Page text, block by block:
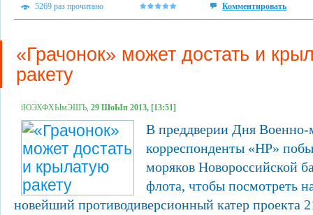
5269 раз прочитано Комментировать
«Грачонок» может достать и
ракету
їЮЭХФХЫмЭШЪ, 29 ШоЫп 2013, [13:51]
В преддверии Дня Военно-
корреспонденты «НР»
моряков Новороссийской
флота, чтобы посмотреть
новейший противодиверсионный катер проекта